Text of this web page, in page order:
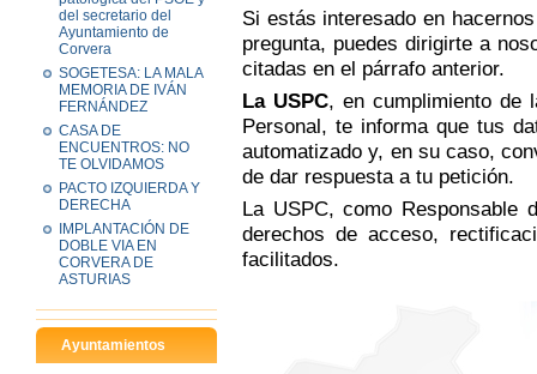
del secretario del
Ayuntamiento de
Corvera
SOGETESA: LA MALA
MEMORIA DE IVÁN
FERNÁNDEZ
CASA DE
ENCUENTROS: NO
TE OLVIDAMOS
PACTO IZQUIERDA Y
DERECHA
IMPLANTACIÓN DE
DOBLE VIA EN
CORVERA DE
ASTURIAS
Ayuntamientos
Si estás interesado en
pregunta, puedes dirigirte a
citadas en el párrafo anterior.
La USPC, en cumplimiento de
Personal, te informa que tus
automatizado y, en su caso,
de dar respuesta a tu petición.
La USPC, como Responsable
derechos de acceso,
facilitados.